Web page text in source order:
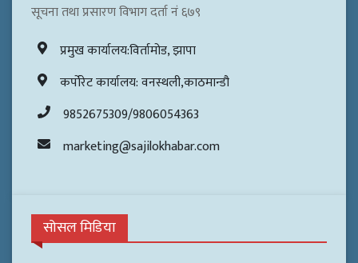
सूचना तथा प्रसारण विभाग दर्ता नं ६७९
प्रमुख कार्यालय:विर्तामोड, झापा
कर्पोरेट कार्यालय: वनस्थली,काठमान्डौ
9852675309/9806054363
marketing@sajilokhabar.com
सोसल मिडिया